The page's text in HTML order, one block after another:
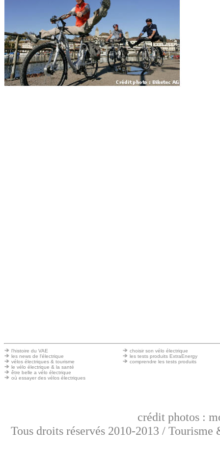
l'histoire du VAE
les news de l'électrique
vélos électriques & tourisme
le vélo électrique & la santé
être belle a vélo électrique
où essayer des vélos électriques
choisir son vélo électrique
les tests produits ExtraEnergy
comprendre les tests produits
crédit photos :
Tous droits réservés 2010-2013 /